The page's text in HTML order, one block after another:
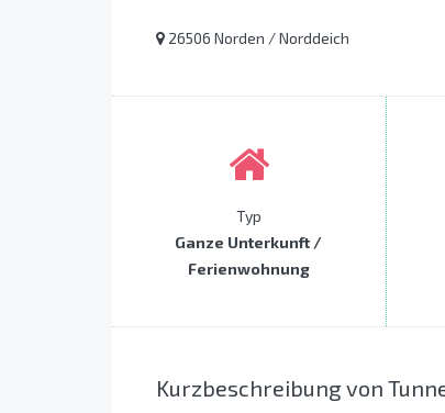
26506 Norden / Norddeich
Typ
Ganze Unterkunft /
Ferienwohnung
Kurzbeschreibung von